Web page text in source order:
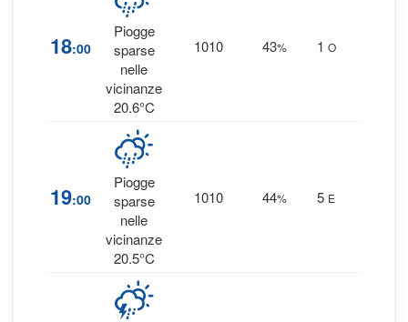
18:00
Piogge
sparse
nelle
vicinanze
20.6°C
1010 43% 1 O
19:00
Piogge
sparse
nelle
vicinanze
20.5°C
1010 44% 5 E